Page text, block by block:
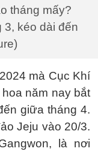
tháng mấy?
3, kéo dài đến
mà Cục Khí
năm nay bắt
giữa tháng 4.
Jeju vào 20/3.
là nơi